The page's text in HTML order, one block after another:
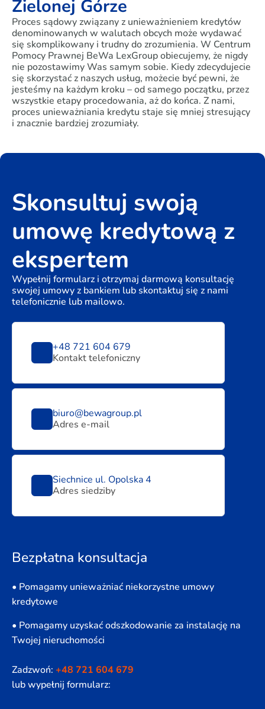
Zielonej Górze
Proces sądowy związany z unieważnieniem kredytów
denominowanych w walutach obcych może wydawać
się skomplikowany i trudny do zrozumienia. W Centrum
Pomocy Prawnej BeWa LexGroup obiecujemy, że nigdy
nie pozostawimy Was samym sobie. Kiedy zdecydujecie
się skorzystać z naszych usług, możecie być pewni, że
jesteśmy na każdym kroku – od samego początku, przez
wszystkie etapy procedowania, aż do końca. Z nami,
proces unieważniania kredytu staje się mniej stresujący
i znacznie bardziej zrozumiały.
Skonsultuj swoją
umowę kredytową z
ekspertem
Wypełnij formularz i otrzymaj darmową konsultację
swojej umowy z bankiem lub skontaktuj się z nami
telefonicznie lub mailowo.
+48 721 604 679
Kontakt telefoniczny
biuro@bewagroup.pl
Adres e-mail
Siechnice ul. Opolska 4
Adres siedziby
Bezpłatna konsultacja
• Pomagamy unieważniać niekorzystne umowy
kredytowe
• Pomagamy uzyskać odszkodowanie za instalację na
Twojej nieruchomości
Zadzwoń: +48 721 604 679
lub wypełnij formularz: